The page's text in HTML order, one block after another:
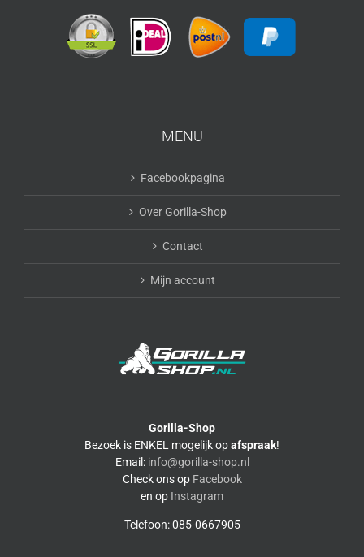
MENU
Facebookpagina
Over Gorilla-Shop
Contact
Mijn account
Gorilla-Shop
Bezoek is ENKEL mogelijk opafspraak!
Email: info@gorilla-shop.nl
Check ons op Facebook
en op Instagram
Telefoon: 085-0667905